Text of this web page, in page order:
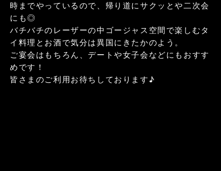
時までやっているので、帰り道にサクッとや二次会
にも◎
バチバチのレーザーの中ゴージャス空間で楽しむタ
イ料理とお酒で気分は異国にきたかのよう。
ご宴会はもちろん、デートや女子会などにもおすす
めです！
皆さまのご利用お待ちしております♪